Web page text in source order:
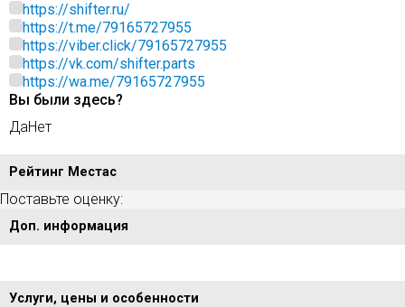
https://shifter.ru/
https://t.me/79165727955
https://viber.click/79165727955
https://vk.com/shifter.parts
https://wa.me/79165727955
Вы были здесь?
ДаНет
Рейтинг Местас
Поставьте оценку:
Доп. информация
Услуги, цены и особенности